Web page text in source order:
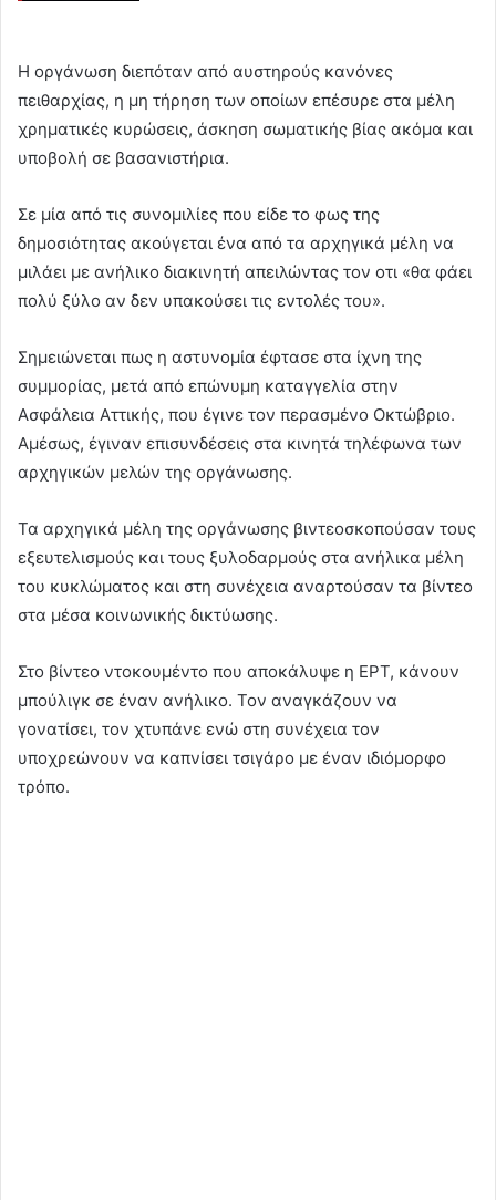
Η οργάνωση διεπόταν από αυστηρούς κανόνες
πειθαρχίας, η μη τήρηση των οποίων επέσυρε στα μέλη
χρηματικές κυρώσεις, άσκηση σωματικής βίας ακόμα και
υποβολή σε βασανιστήρια.
Σε μία από τις συνομιλίες που είδε το φως της
δημοσιότητας ακούγεται ένα από τα αρχηγικά μέλη να
μιλάει με ανήλικο διακινητή απειλώντας τον οτι «θα φάει
πολύ ξύλο αν δεν υπακούσει τις εντολές του».
Σημειώνεται πως η αστυνομία έφτασε στα ίχνη της
συμμορίας, μετά από επώνυμη καταγγελία στην
Ασφάλεια Αττικής, που έγινε τον περασμένο Οκτώβριο.
Αμέσως, έγιναν επισυνδέσεις στα κινητά τηλέφωνα των
αρχηγικών μελών της οργάνωσης.
Τα αρχηγικά μέλη της οργάνωσης βιντεοσκοπούσαν τους
εξευτελισμούς και τους ξυλοδαρμούς στα ανήλικα μέλη
του κυκλώματος και στη συνέχεια αναρτούσαν τα βίντεο
στα μέσα κοινωνικής δικτύωσης.
Στο βίντεο ντοκουμέντο που αποκάλυψε η ΕΡΤ, κάνουν
μπούλιγκ σε έναν ανήλικο. Τον αναγκάζουν να
γονατίσει, τον χτυπάνε ενώ στη συνέχεια τον
υποχρεώνουν να καπνίσει τσιγάρο με έναν ιδιόμορφο
τρόπο.